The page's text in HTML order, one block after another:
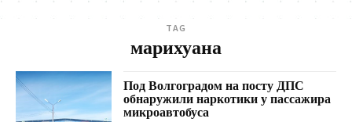
TAG
марихуана
Под Волгоградом на посту ДПС
обнаружили наркотики у пассажира
микроавтобуса